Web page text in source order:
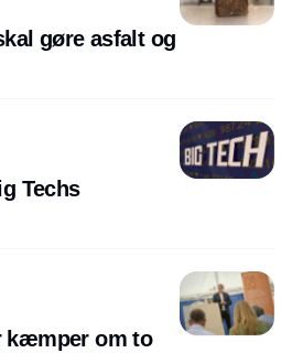
gøre asfalt og
Techs
kæmper om to